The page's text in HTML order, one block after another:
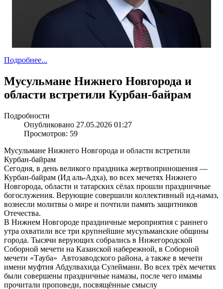
Подробнее...
Мусульмане Нижнего Новгорода и
области встретили Курбан-байрам
Подробности
Опубликовано 27.05.2026 01:27
Просмотров: 59
Мусульмане Нижнего Новгорода и области встретили
Курбан-байрам
Сегодня, в день великого праздника жертвоприношения —
Курбан-байрам (Ид аль-Адха), во всех мечетях Нижнего
Новгорода, области и татарских сёлах прошли праздничные
богослужения. Верующие совершили коллективный ид-намаз,
вознесли молитвы о мире и почтили память защитников
Отечества.
В Нижнем Новгороде праздничные мероприятия с раннего
утра охватили все три крупнейшие мусульманские общины
города. Тысячи верующих собрались в Нижегородской
Соборной мечети на Казанской набережной, в Соборной
мечети «Тауба» Автозаводского района, а также в мечети
имени муфтия Абдулвахида Сулеймани. Во всех трёх мечетях
были совершены праздничные намазы, после чего имамы
прочитали проповеди, посвящённые смыслу